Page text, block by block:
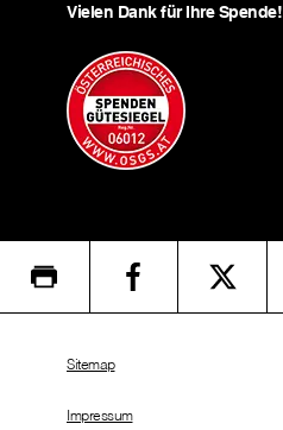
Vielen Dank für Ihre Spende!
Sitemap
Impressum